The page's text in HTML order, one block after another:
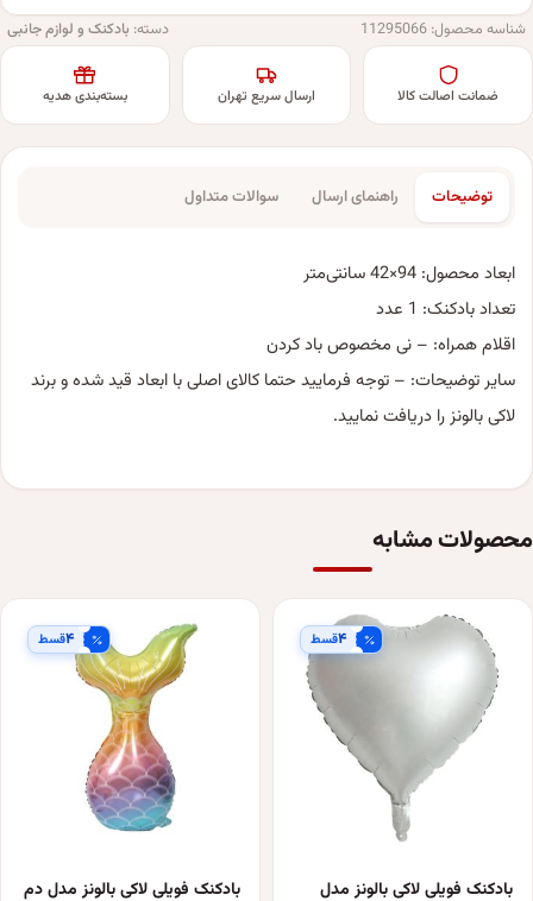
شناسه محصول: 11295066 دسته: بادکنک و لوازم جانبی
ضمانت اصالت کالا ارسال سریع تهران بسته‌بندی هدیه
توضیحات راهنمای ارسال سوالات متداول
ابعاد محصول: 94×42 سانتی‌متر
تعداد بادکنک: 1 عدد
اقلام همراه: – نی مخصوص باد کردن
سایر توضیحات: – توجه فرمایید حتما کالای اصلی با ابعاد قید شده و برند
لاکی بالونز را دریافت نمایید.
محصولات مشابه
۴قسط
بادکنک فویلی لاکی بالونز مدل
۴قسط
بادکنک فویلی لاکی بالونز مدل دم